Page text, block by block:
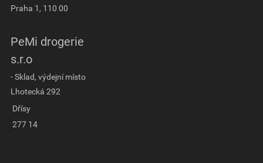
Praha 1, 110 00
PeMi drogerie
s.r.o
- Sklad, výdejní místo
Lhotecká 292
Dřísy
277 14